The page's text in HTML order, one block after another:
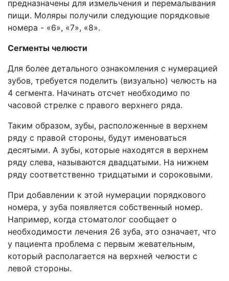
предназначены для измельчения и перемалывания
пищи. Моляры получили следующие порядковые
номера - «6», «7», «8».
Сегменты челюсти
Для более детального ознакомления с нумерацией
зубов, требуется поделить (визуально) челюсть на
4 сегмента. Начинать отсчет необходимо по
часовой стрелке с правого верхнего ряда.
Таким образом, зубы, расположенные в верхнем
ряду с правой стороны, будут именоваться
десятыми. А зубы, которые находятся в верхнем
ряду слева, называются двадцатыми. На нижнем
ряду соответственно тридцатыми и сороковыми.
При добавлении к этой нумерации порядкового
номера, у зуба появляется собственный номер.
Например, когда стоматолог сообщает о
необходимости лечения 26 зуба, это означает, что
у пациента проблема с первым жевательным,
который располагается на верхней челюсти с
левой стороны.